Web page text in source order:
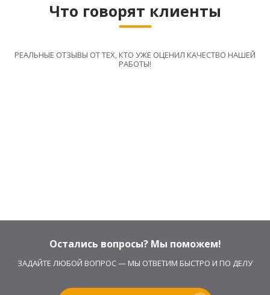
Что говорят клиенты
РЕАЛЬНЫЕ ОТЗЫВЫ ОТ ТЕХ, КТО УЖЕ ОЦЕНИЛ КАЧЕСТВО НАШЕЙ
РАБОТЫ!
Остались вопросы? Мы поможем!
ЗАДАЙТЕ ЛЮБОЙ ВОПРОС — МЫ ОТВЕТИМ БЫСТРО И ПО ДЕЛУ